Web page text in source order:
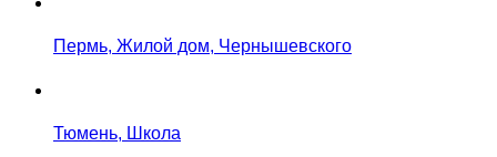
Пермь, Жилой дом, Чернышевского
Тюмень, Школа